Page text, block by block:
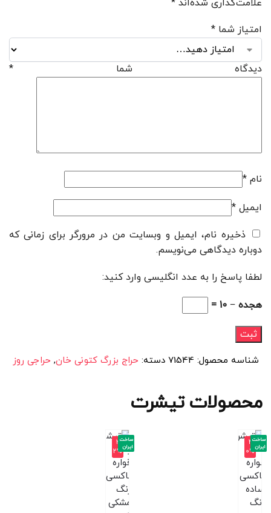
علامت‌گذاری شده‌اند *
امتیاز شما *
دیدگاه شما *
نام *
ایمیل *
ذخیره نام، ایمیل و وبسایت من در مرورگر برای زمانی که
دوباره دیدگاهی می‌نویسم.
لطفا پاسخ را به عدد انگلیسی وارد کنید:
هجده − 10 =
شناسه محصول: 71544 دسته: حراج بزرگ کتونی خان, حراجی روز
محصولات تیشرت
-4
0%
ساخت
ایران
-3
2%
ساخت
ایران